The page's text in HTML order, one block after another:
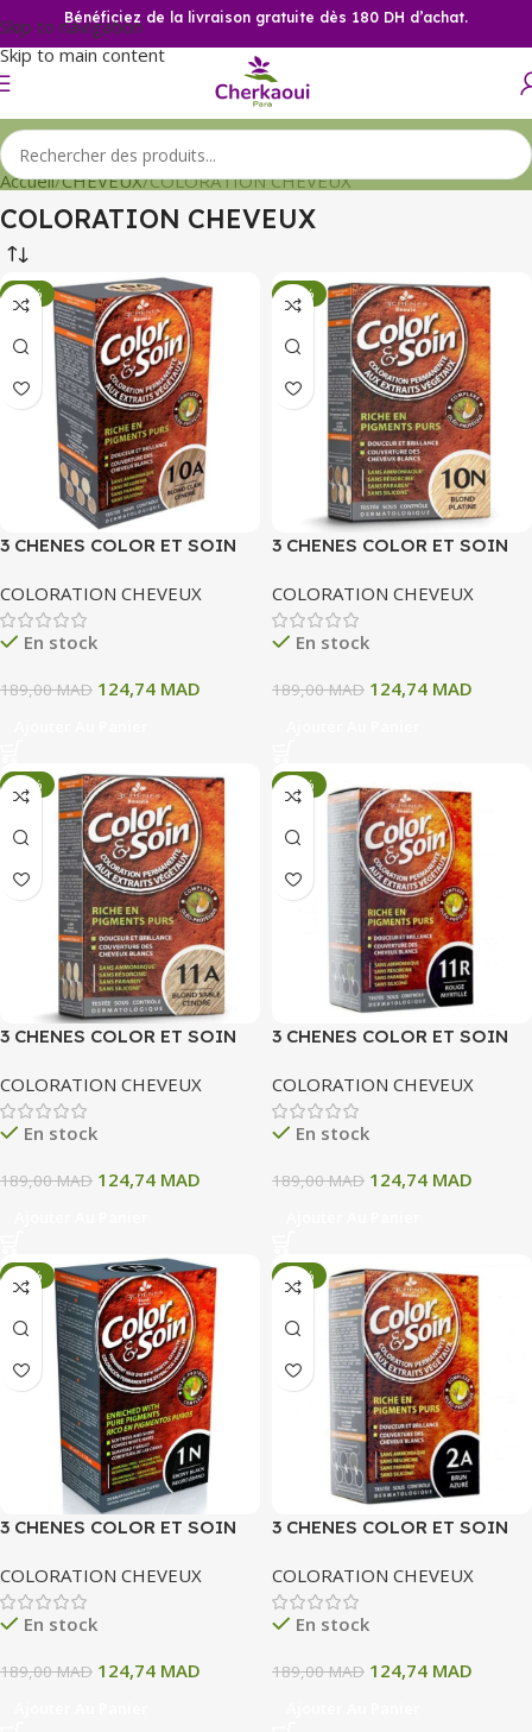
Skip to navigation
Skip to main content
Bénéficiez de la livraison gratuite dès 180 DH d’achat.
Accueil CHEVEUX COLORATION CHEVEUX
COLORATION CHEVEUX
-34%
3 CHENES COLOR ET SOIN
10 A BLOND CLAIR CENDRE
135 ML
COLORATION CHEVEUX
En stock
189,00MAD 124,74 MAD
-34%
3 CHENES COLOR ET SOIN
10 N BLOND PATINE 135 ML
COLORATION CHEVEUX
En stock
189,00MAD 124,74 MAD
-34%
3 CHENES COLOR ET SOIN
11A BLOND SABLE CENDRE
135 ML
COLORATION CHEVEUX
En stock
189,00MAD 124,74 MAD
-34%
3 CHENES COLOR ET SOIN
11R ROUGE MYRTILLE 135 ML
COLORATION CHEVEUX
En stock
189,00MAD 124,74 MAD
-34%
3 CHENES COLOR ET SOIN
1N NOIRE EBENE 135 ML
COLORATION CHEVEUX
En stock
189,00MAD 124,74 MAD
-34%
3 CHENES COLOR ET SOIN
2A BRUN AZURE 135 ML
COLORATION CHEVEUX
En stock
189,00MAD 124,74 MAD